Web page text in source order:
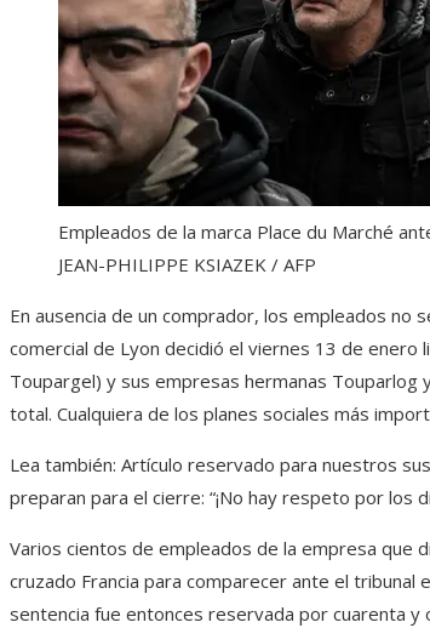
Empleados de la marca Place du Marché
JEAN-PHILIPPE KSIAZEK / AFP
En ausencia de un comprador, los empleados no
comercial de Lyon decidió el viernes 13 de
Toupargel) y sus empresas hermanas
total. Cualquiera de los planes sociales más
Lea también: Artículo reservado para nuestros
preparan para el cierre: “¡No hay respeto por los
Varios cientos de empleados de la empresa que
cruzado Francia para comparecer ante el tribunal
sentencia fue entonces reservada por cuarenta